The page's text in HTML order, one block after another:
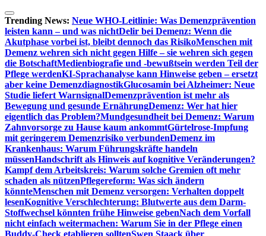
Zum
Inhalt
springen
Trending News: Neue WHO-Leitlinie: Was Demenzprävention
leisten kann – und was nichtDelir bei Demenz: Wenn die
Akutphase vorbei ist, bleibt dennoch das RisikoMenschen mit
Demenz wehren sich nicht gegen Hilfe – sie wehren sich gegen
die BotschaftMedienbiografie und -bewußtsein werden Teil der
Pflege werdenKI-Sprachanalyse kann Hinweise geben – ersetzt
aber keine DemenzdiagnostikGlucosamin bei Alzheimer: Neue
Studie liefert WarnsignalDemenzprävention ist mehr als
Bewegung und gesunde ErnährungDemenz: Wer hat hier
eigentlich das Problem?Mundgesundheit bei Demenz: Warum
Zahnvorsorge zu Hause kaum ankommtGürtelrose-Impfung
mit geringerem Demenzrisiko verbundenDemenz im
Krankenhaus: Warum Führungskräfte handeln
müssenHandschrift als Hinweis auf kognitive Veränderungen?
Kampf dem Arbeitskreis: Warum solche Gremien oft mehr
schaden als nützenPflegereform: Was sich ändern
könnteMenschen mit Demenz versorgen: Verhalten doppelt
lesenKognitive Verschlechterung: Blutwerte aus dem Darm-
Stoffwechsel könnten frühe Hinweise gebenNach dem Vorfall
nicht einfach weitermachen: Warum Sie in der Pflege einen
Buddy-Check etablieren solltenSwen Staack über